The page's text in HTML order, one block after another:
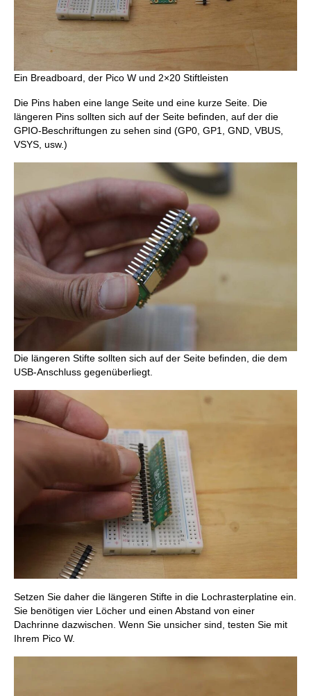
Ein Breadboard, der Pico W und 2×20 Stiftleisten
Die Pins haben eine lange Seite und eine kurze Seite. Die
längeren Pins sollten sich auf der Seite befinden, auf der die
GPIO-Beschriftungen zu sehen sind (GP0, GP1, GND, VBUS,
VSYS, usw.)
Die längeren Stifte sollten sich auf der Seite befinden, die dem
USB-Anschluss gegenüberliegt.
Setzen Sie daher die längeren Stifte in die Lochrasterplatine ein.
Sie benötigen vier Löcher und einen Abstand von einer
Dachrinne dazwischen. Wenn Sie unsicher sind, testen Sie mit
Ihrem Pico W.